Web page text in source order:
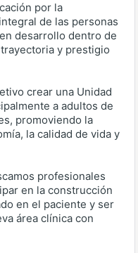
por la
de las personas
desarrollo dentro de
y prestigio
crear una Unidad
a adultos de
promoviendo la
la calidad de vida y
profesionales
en la construcción
en el paciente y ser
área clínica con